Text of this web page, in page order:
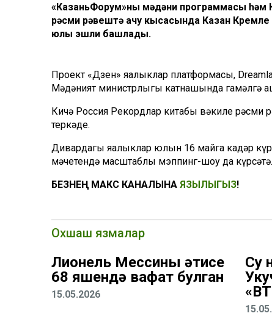
«КазаньФорум»ның мәдәни программасы
рәсми рәвештә ачу кысасында Казан
юлы эшли башлады.
Проект «Дзен» яңалыклар платформасы,
Мәдәният министрлыгы катнашында гамәлгә
Кичә Россия Рекордлар китабы вәкиле рәсми
теркәде.
Дивардагы яңалыклар юлын 16 майга кадәр
мәчетендә масштаблы мэппинг-шоу да
БЕЗНЕҢ МАКС КАНАЛЫНА ЯЗЫЛЫГЫЗ!
Охшаш язмалар
Лионель Мессиның әтисе
68 яшендә вафат булган
15.05.2026
Су